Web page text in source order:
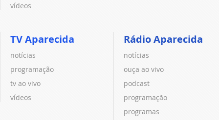
vídeos
TV Aparecida
notícias
programação
tv ao vivo
vídeos
Rádio Aparecida
notícias
ouça ao vivo
podcast
programação
programas